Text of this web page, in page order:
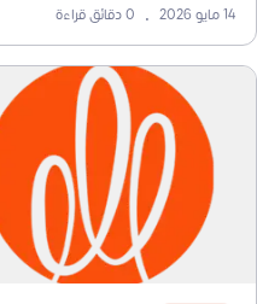
14 مايو 2026 •
0دقائق قراءة